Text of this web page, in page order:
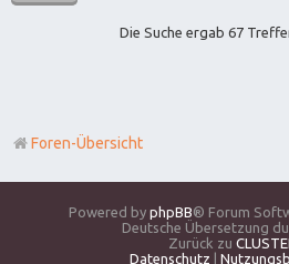
Die Suche ergab 67
Foren-Übersicht
Powered by phpBB® Forum
Deutsche Übersetzung
Zurück zu
Datenschutz